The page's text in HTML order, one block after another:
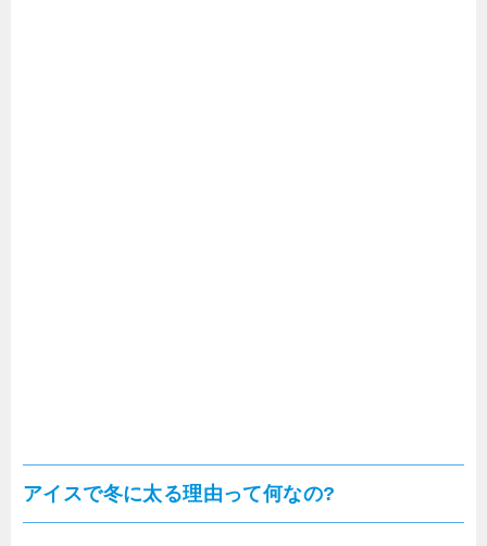
アイスで冬に太る理由って何なの?